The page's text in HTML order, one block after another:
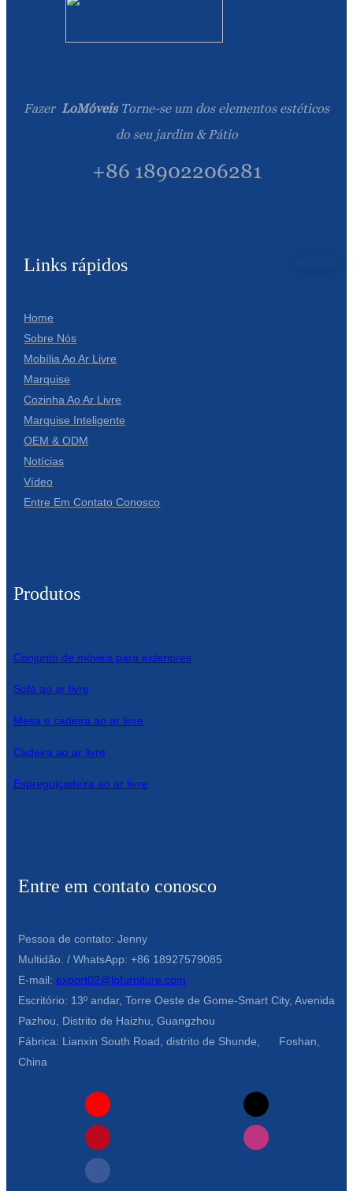
Fazer LoMóveis Torne-se um dos elementos estéticos
do seu jardim & Pátio
+86 18902206281
Links rápidos
Home
Sobre Nós
Mobília Ao Ar Livre
Marquise
Cozinha Ao Ar Livre
Marquise Inteligente
OEM & ODM
Notícias
Vídeo
Entre Em Contato Conosco
Produtos
Conjunto de móveis para exteriores
Sofá ao ar livre
Mesa e cadeira ao ar livre
Cadeira ao ar livre
Espreguiçadeira ao ar livre
Entre em contato conosco
Pessoa de contato: Jenny
Multidão. / WhatsApp: +86 18927579085
E-mail: export02@lofurniture.com
Escritório: 13º andar, Torre Oeste de Gome-Smart City, Avenida
Pazhou, Distrito de Haizhu, Guangzhou
Fábrica: Lianxin South Road, distrito de Shunde, Foshan,
China